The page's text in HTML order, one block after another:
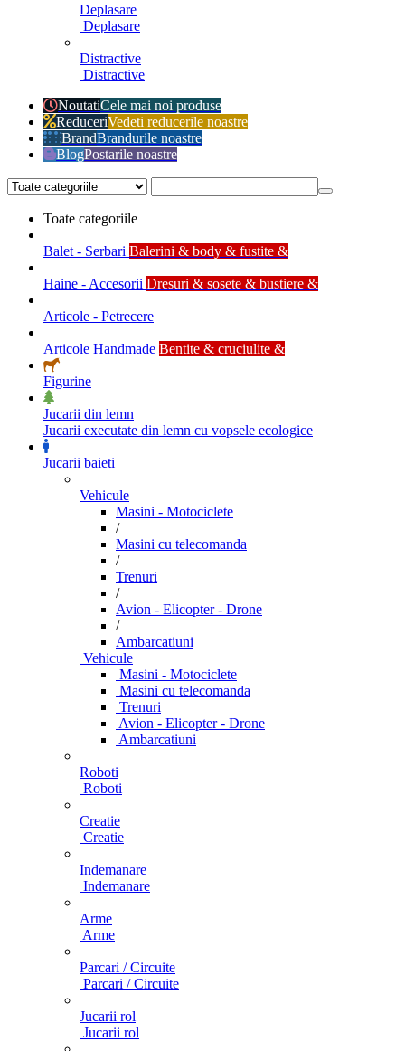
Deplasare
Deplasare
Distractive
Distractive
NoutatiCele mai noi produse
ReduceriVedeti reducerile noastre
BrandBrandurile noastre
BlogPostarile noastre
Toate categoriile
Balet - Serbari Balerini & body & fustite &
Haine - Accesorii Dresuri & sosete & bustiere &
Articole - Petrecere
Articole Handmade Bentite & cruciulite &
Figurine
Jucarii din lemn
Jucarii executate din lemn cu vopsele ecologice
Jucarii baieti
Vehicule
Masini - Motociclete
/
Masini cu telecomanda
/
Trenuri
/
Avion - Elicopter - Drone
/
Ambarcatiuni
Vehicule
Masini - Motociclete
Masini cu telecomanda
Trenuri
Avion - Elicopter - Drone
Ambarcatiuni
Roboti
Roboti
Creatie
Creatie
Indemanare
Indemanare
Arme
Arme
Parcari / Circuite
Parcari / Circuite
Jucarii rol
Jucarii rol